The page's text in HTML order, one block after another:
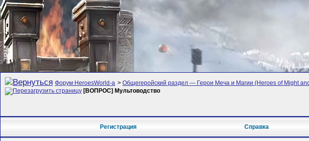
Форум HeroesWorld-а > Общегеройский раздел — Герои Меча и Магии (Heroes of Might
[ВОПРОС] Мультоводство
Регистрация Справка